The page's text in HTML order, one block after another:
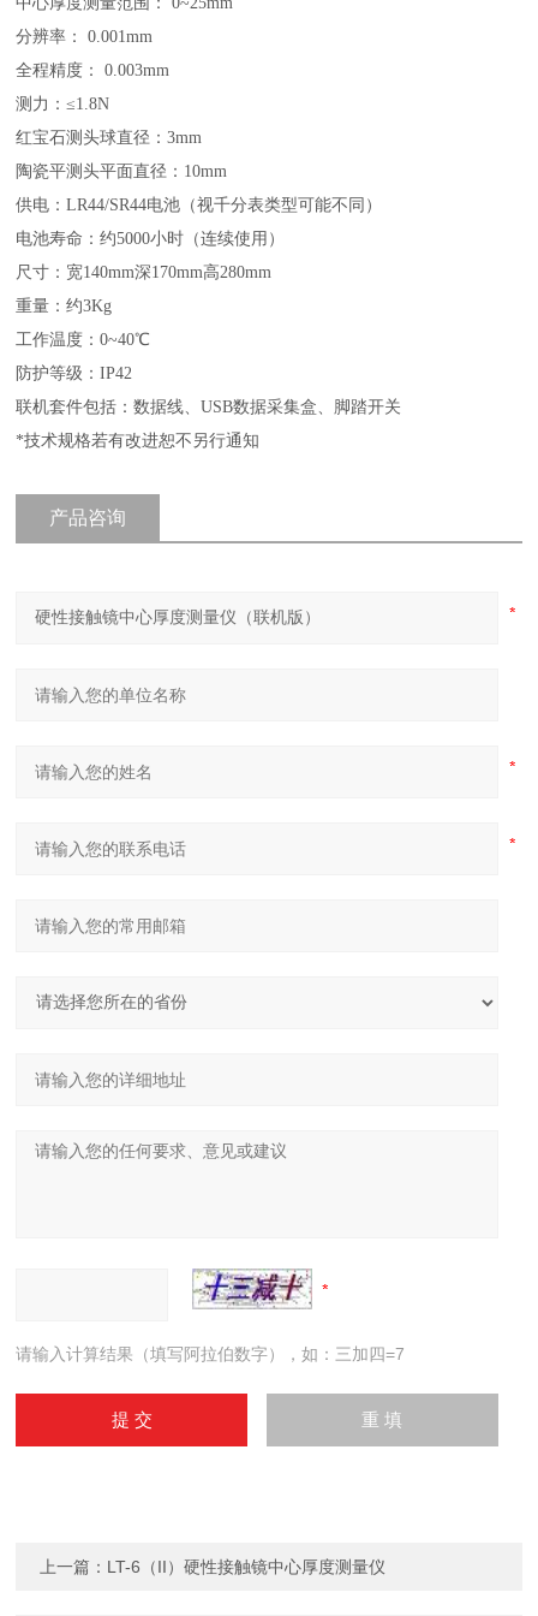
分辨率： 0.001mm
全程精度： 0.003mm
测力：≤1.8N
红宝石测头球直径：3mm
陶瓷平测头平面直径：10mm
供电：LR44/SR44电池 （视千分表类型可能不同）
电池寿命：约5000小时（连续使用）
尺寸：宽140mm深170mm高280mm
重量：约3Kg
工作温度：0~40℃
防护等级：IP42
联机套件包括：数据线、USB数据采集盒、脚踏开关
*技术规格若有改进恕不另行通知
产品咨询
请输入计算结果（填写阿拉伯数字），如：三加四=7
上一篇： LT-6（II）硬性接触镜中心厚度测量仪